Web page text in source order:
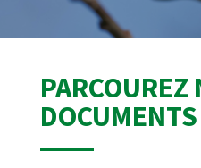
PARCOUREZ